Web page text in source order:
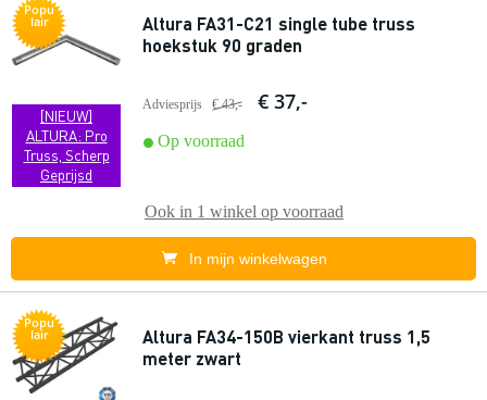
Popu
lair
[NIEUW]
ALTURA: Pro
Truss, Scherp
Geprijsd
Altura FA31-C21 single tube truss
hoekstuk 90 graden
Adviesprijs € 43,- € 37,-
Op voorraad
Ook in 1 winkel op voorraad
In mijn winkelwagen
Popu
lair
Altura FA34-150B vierkant truss 1,5
meter zwart